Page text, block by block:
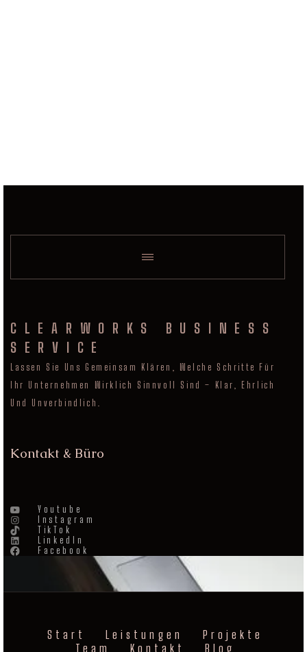
CLEARWORKS BUSINESS
SERVICE
Lassen Sie Uns Gemeinsam Klären, Welche Schritte Für
Ihr Unternehmen Wirklich Sinnvoll Sind – Klar, Ehrlich
Und Unverbindlich.
Kontakt & Büro
Youtube
Instagram
TikTok
LinkedIn
Facebook
Start Leistungen
Projekte
Team
Kontakt Blog